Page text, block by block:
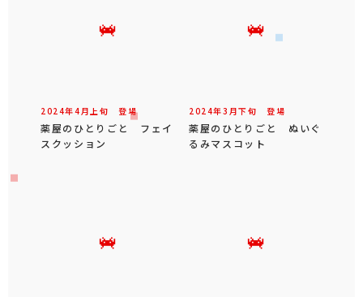
2024年4 月 上旬 登場
薬屋のひとりごと フェイ
スクッション
2024年3 月下旬 登場
薬屋のひとりごと ぬいぐ
るみマスコット